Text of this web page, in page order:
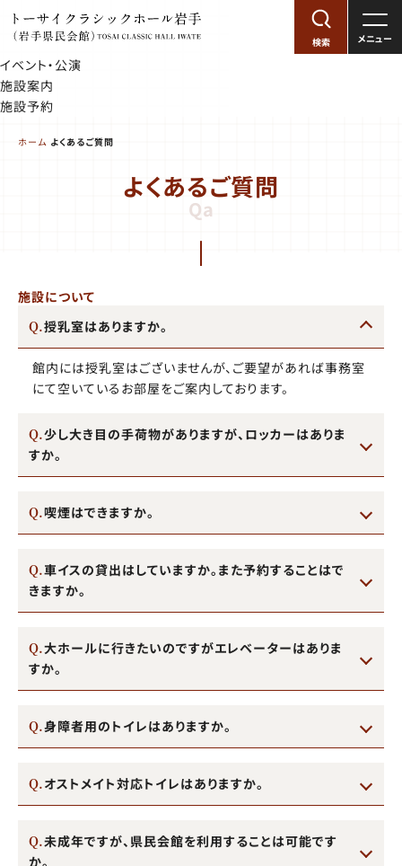
検索 メニュー
イベント・公演
施設案内
施設予約
ホーム よくあるご質問
よくあるご質問
Qa
施設について
授乳室はありますか。
館内には授乳室はございませんが、ご要望があれば事務室
にて空いているお部屋をご案内しております。
少し大き目の手荷物がありますが、ロッカーはありま
すか。
喫煙はできますか。
車イスの貸出はしていますか。また予約することはで
きますか。
大ホールに行きたいのですがエレベーターはありま
すか。
身障者用のトイレはありますか。
オストメイト対応トイレはありますか。
未成年ですが、県民会館を利用することは可能です
か。